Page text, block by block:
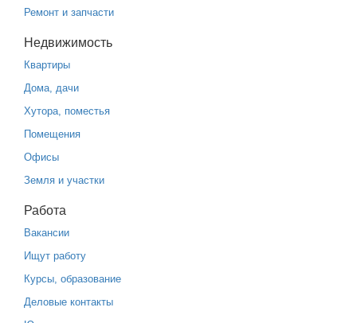
Ремонт и запчасти
Недвижимость
Квартиры
Дома, дачи
Хутора, поместья
Помещения
Офисы
Земля и участки
Работа
Вакансии
Ищут работу
Курсы, образование
Деловые контакты